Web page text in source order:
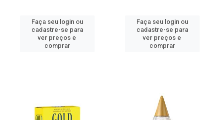
Faça seu login ou
cadastre-se para
ver preços e
comprar
Faça seu login ou
cadastre-se para
ver preços e
comprar